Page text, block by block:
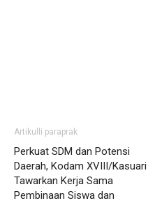
Artikulli paraprak
Perkuat SDM dan Potensi
Daerah, Kodam XVIII/Kasuari
Tawarkan Kerja Sama
Pembinaan Siswa dan